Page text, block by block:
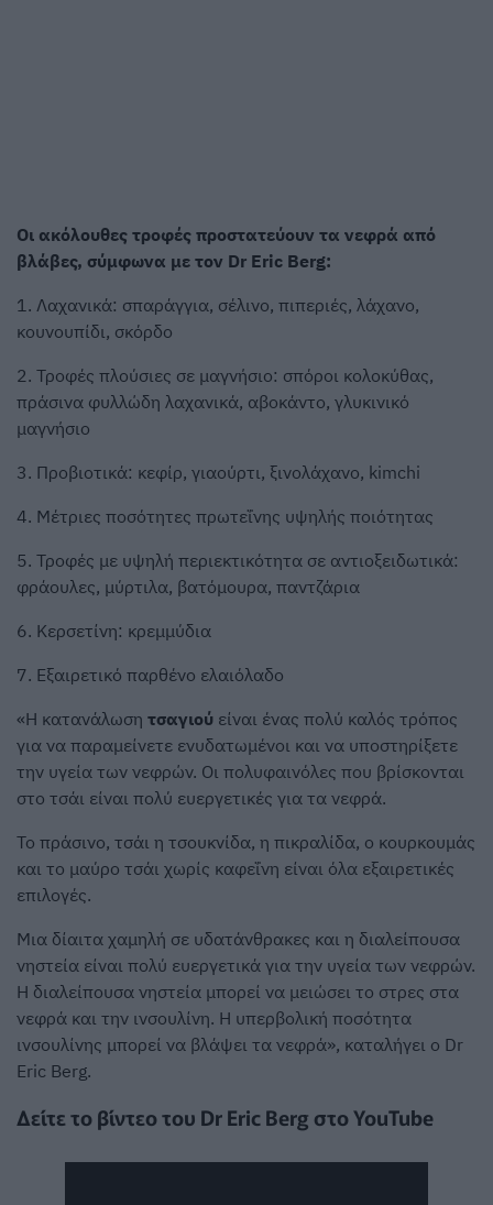
Οι ακόλουθες τροφές προστατεύουν τα νεφρά από
βλάβες, σύμφωνα με τον Dr Eric Berg:
1. Λαχανικά: σπαράγγια, σέλινο, πιπεριές, λάχανο,
κουνουπίδι, σκόρδο
2. Τροφές πλούσιες σε μαγνήσιο: σπόροι κολοκύθας,
πράσινα φυλλώδη λαχανικά, αβοκάντο, γλυκινικό
μαγνήσιο
3. Προβιοτικά: κεφίρ, γιαούρτι, ξινολάχανο, kimchi
4. Μέτριες ποσότητες πρωτεΐνης υψηλής ποιότητας
5. Τροφές με υψηλή περιεκτικότητα σε αντιοξειδωτικά:
φράουλες, μύρτιλα, βατόμουρα, παντζάρια
6. Κερσετίνη: κρεμμύδια
7. Εξαιρετικό παρθένο ελαιόλαδο
«Η κατανάλωση τσαγιού είναι ένας πολύ καλός τρόπος
για να παραμείνετε ενυδατωμένοι και να υποστηρίξετε
την υγεία των νεφρών. Οι πολυφαινόλες που βρίσκονται
στο τσάι είναι πολύ ευεργετικές για τα νεφρά.
Το πράσινο, τσάι η τσουκνίδα, η πικραλίδα, ο κουρκουμάς
και το μαύρο τσάι χωρίς καφεΐνη είναι όλα εξαιρετικές
επιλογές.
Μια δίαιτα χαμηλή σε υδατάνθρακες και η διαλείπουσα
νηστεία είναι πολύ ευεργετικά για την υγεία των νεφρών.
Η διαλείπουσα νηστεία μπορεί να μειώσει το στρες στα
νεφρά και την ινσουλίνη. Η υπερβολική ποσότητα
ινσουλίνης μπορεί να βλάψει τα νεφρά», καταλήγει ο Dr
Eric Berg.
Δείτε το βίντεο του Dr Eric Berg στο YouTube